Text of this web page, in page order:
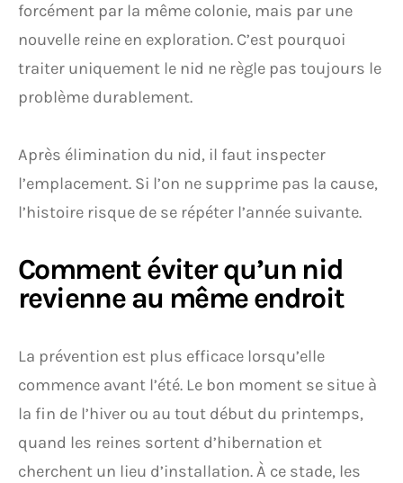
forcément par la même colonie, mais par une
nouvelle reine en exploration. C’est pourquoi
traiter uniquement le nid ne règle pas toujours le
problème durablement.
Après élimination du nid, il faut inspecter
l’emplacement. Si l’on ne supprime pas la cause,
l’histoire risque de se répéter l’année suivante.
Comment éviter qu’un nid
revienne au même endroit
La prévention est plus efficace lorsqu’elle
commence avant l’été. Le bon moment se situe à
la fin de l’hiver ou au tout début du printemps,
quand les reines sortent d’hibernation et
cherchent un lieu d’installation. À ce stade, les